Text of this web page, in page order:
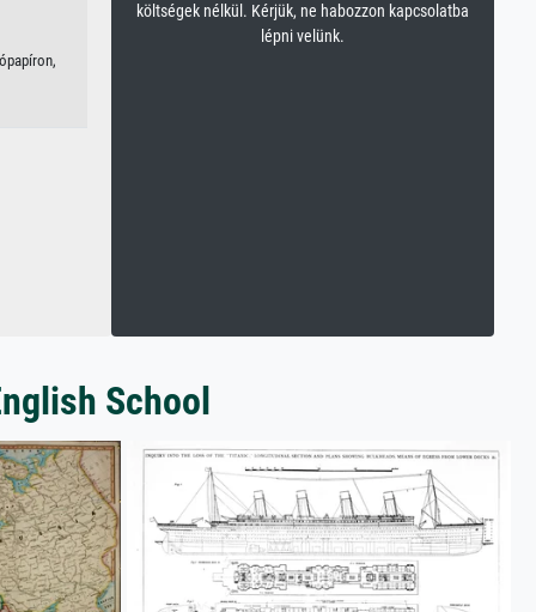
költségek nélkül. Kérjük, ne habozzon kapcsolatba
lépni velünk.
School